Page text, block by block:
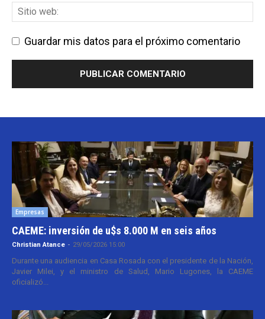
Guardar mis datos para el próximo comentario
Empresas
CAEME: inversión de u$s 8.000 M en seis años
Christian Atance - 29/05/2026 15:00
Durante una audiencia en Casa Rosada con el presidente de la Nación,
Javier Milei, y el ministro de Salud, Mario Lugones, la CAEME
oficializó...